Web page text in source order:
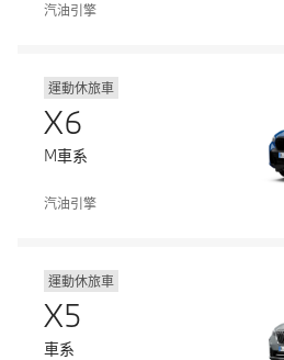
汽油引擎
運動休旅車
X6
M車系
汽油引擎
運動休旅車
X5
車系